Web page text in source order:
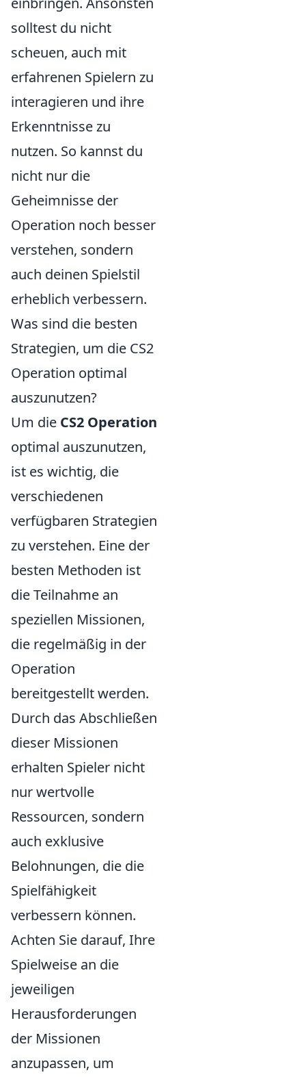
solltest du nicht
scheuen, auch mit
erfahrenen Spielern zu
interagieren und ihre
Erkenntnisse zu
nutzen. So kannst du
nicht nur die
Geheimnisse der
Operation noch besser
verstehen, sondern
auch deinen Spielstil
erheblich verbessern.
Was sind die besten
Strategien, um die CS2
Operation optimal
auszunutzen?
Um die CS2 Operation
optimal auszunutzen,
ist es wichtig, die
verschiedenen
verfügbaren Strategien
zu verstehen. Eine der
besten Methoden ist
die Teilnahme an
speziellen Missionen,
die regelmäßig in der
Operation
bereitgestellt werden.
Durch das Abschließen
dieser Missionen
erhalten Spieler nicht
nur wertvolle
Ressourcen, sondern
auch exklusive
Belohnungen, die die
Spielfähigkeit
verbessern können.
Achten Sie darauf, Ihre
Spielweise an die
jeweiligen
Herausforderungen
der Missionen
anzupassen, um